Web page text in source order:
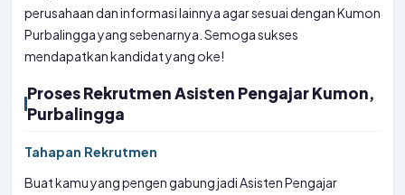
perusahaan dan informasi lainnya agar sesuai dengan Kumon
Purbalingga yang sebenarnya. Semoga sukses
mendapatkan kandidat yang oke!
Proses Rekrutmen Asisten Pengajar Kumon,
Purbalingga
Tahapan Rekrutmen
Buat kamu yang pengen gabung jadi Asisten Pengajar